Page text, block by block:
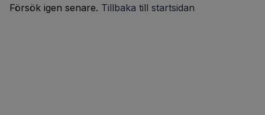
Försök igen senare. Tillbaka till startsidan